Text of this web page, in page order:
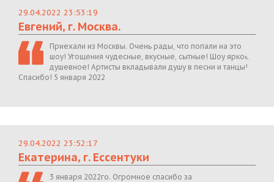
29.04.2022 23:53:19
Евгений, г. Москва.
Приехали из Москвы. Очень рады, что попали на это
шоу! Угощения чудесные, вкусные, сытные! Шоу яркое,
душевное! Артисты вкладывали душу в песни и танцы!
Спасибо! 5 января 2022
29.04.2022 23:52:17
Екатерина, г. Ессентуки
3 января 2022го. Огромное спасибо за